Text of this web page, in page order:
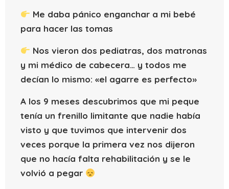
Me daba pánico enganchar a mi bebé
para hacer las tomas
Nos vieron dos pediatras, dos matronas
y mi médico de cabecera… y todos me
decían lo mismo: «el agarre es perfecto»
A los 9 meses descubrimos que mi peque
tenía un frenillo limitante que nadie había
visto y que tuvimos que intervenir dos
veces porque la primera vez nos dijeron
que no hacía falta rehabilitación y se le
volvió a pegar